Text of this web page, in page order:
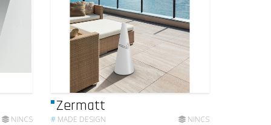
NINCS
Zermatt
# MADE DESIGN NINCS